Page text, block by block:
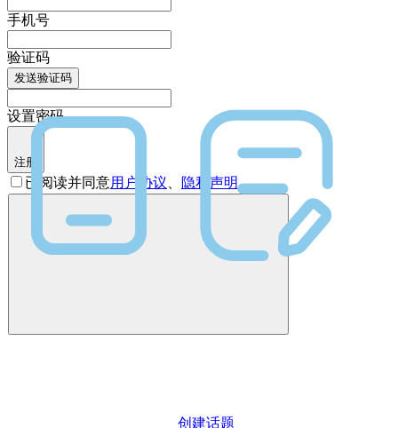
创建话题
手机号
验证码
发送验证码
设置密码
注册
已阅读并同意用户协议 隐私声明